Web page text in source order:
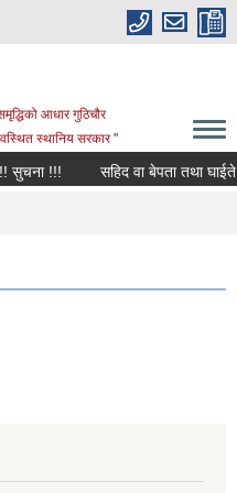
आधार गुठिचौर
स्थानिय सरकार "
!!! सहिद वा बेपता तथा घाईते